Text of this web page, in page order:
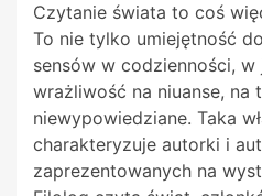
Czytanie świata to coś
To nie tylko umiejętność
sensów w codzienności,
wrażliwość na niuanse, na
niewypowiedziane. Taka
charakteryzuje autorki i
zaprezentowanych na